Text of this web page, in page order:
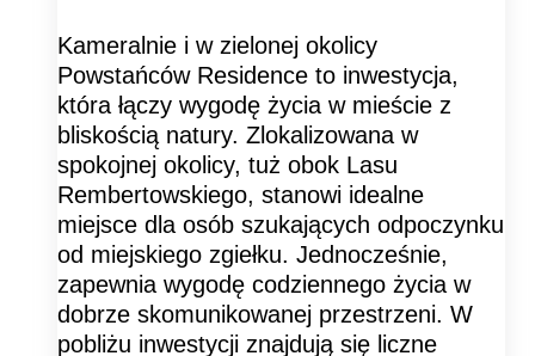
Kameralnie i w zielonej okolicy
Powstańców Residence to inwestycja,
która łączy wygodę życia w mieście z
bliskością natury. Zlokalizowana w
spokojnej okolicy, tuż obok Lasu
Rembertowskiego, stanowi idealne
miejsce dla osób szukających odpoczynku
od miejskiego zgiełku. Jednocześnie,
zapewnia wygodę codziennego życia w
dobrze skomunikowanej przestrzeni. W
pobliżu inwestycji znajdują się liczne